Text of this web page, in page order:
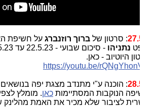
: סרטון שלברוך רוזנברגעל חשיפת האמת
נתניהו
היוטיוב - כאן.
https://youtu.be/
: הוכנה ע"י מתנדב מצגת יפה בנושאים
הנוקבות המסתיימותכאן. מומלץ לצפייה
לציבור שלא מכיר את האמת מהלינק של